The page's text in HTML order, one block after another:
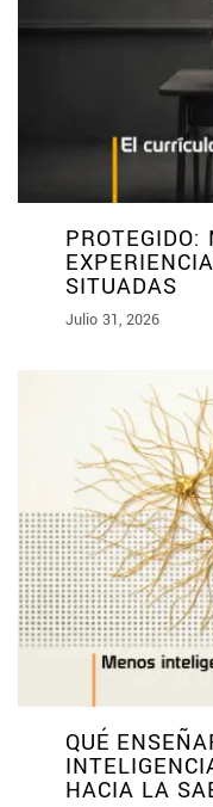
PROTEGIDO:
SITUADAS
Julio 31, 2026
QUÉ
HACIA LA